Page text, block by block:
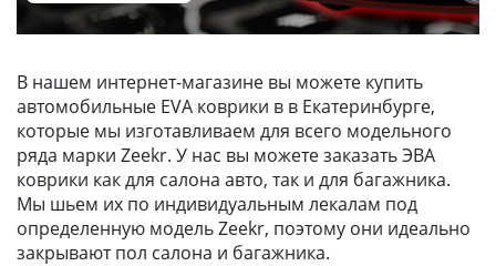
В нашем интернет-магазине вы можете купить
автомобильные EVA коврики в в Екатеринбурге,
которые мы изготавливаем для всего модельного
ряда марки Zeekr. У нас вы можете заказать ЭВА
коврики как для салона авто, так и для багажника.
Мы шьем их по индивидуальным лекалам под
определенную модель Zeekr, поэтому они идеально
закрывают пол салона и багажника.